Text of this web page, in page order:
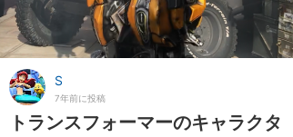
S
7年前に投稿
トランスフォーマーのキャラクタ